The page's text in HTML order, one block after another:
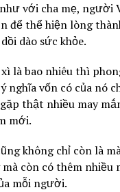
với cha mẹ,
để thể hiện lòng
dào sức khỏe.
là bao nhiêu thì
nghĩa vốn có của nó
thật nhiều may
mới.
không chỉ còn là
còn có thêm nhiều
mỗi người.